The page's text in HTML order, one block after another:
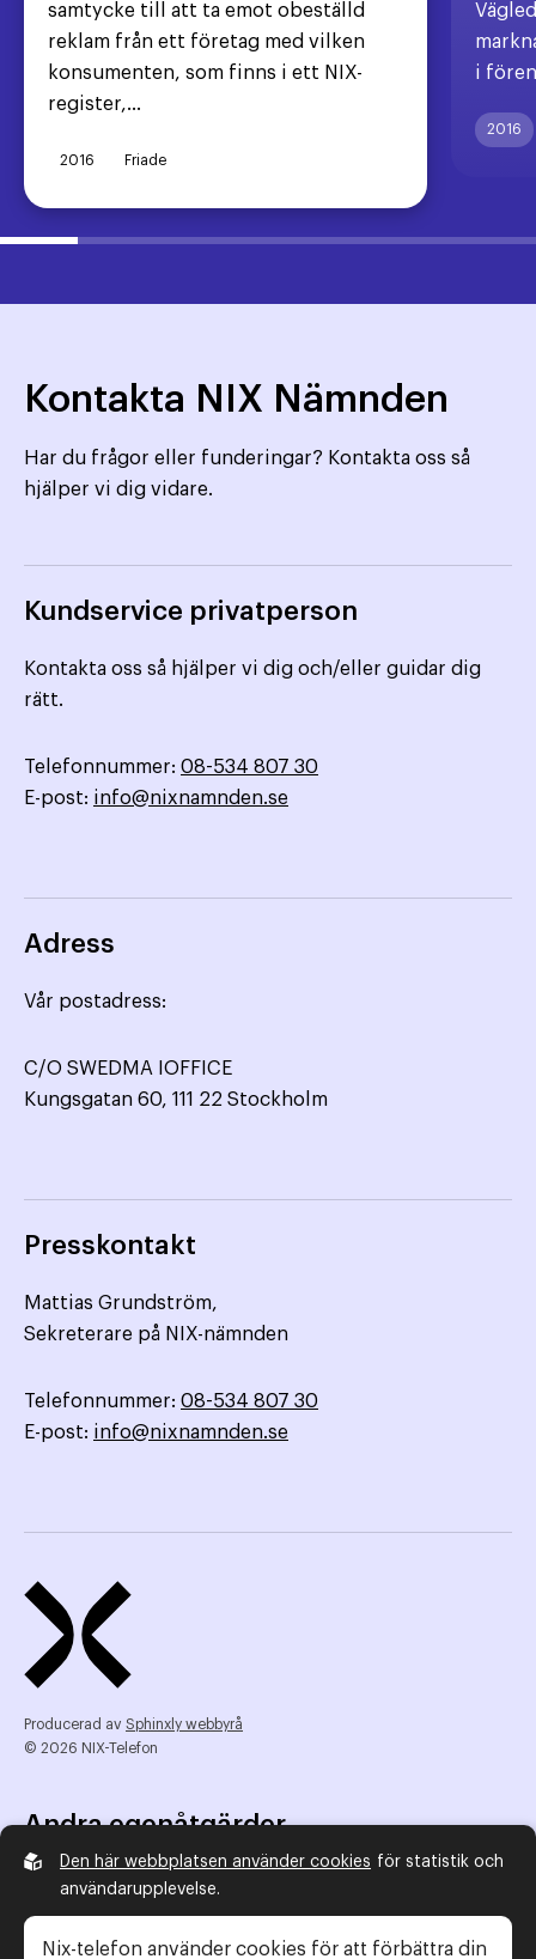
samtycke till att ta emot obeställd
reklam från ett företag med vilken
konsumenten, som finns i ett NIX-
register,...
2016 Friade
i
2016
Kontakta NIX Nämnden
Har du frågor eller funderingar? Kontakta oss så
hjälper vi dig vidare.
Kundservice privatperson
Kontakta oss så hjälper vi dig och/eller guidar dig
rätt.
Telefonnummer: 08-534 807 30
E-post: info@nixnamnden.se
Adress
Vår postadress:
C/O SWEDMA IOFFICE
Kungsgatan 60, 111 22 Stockholm
Presskontakt
Mattias Grundström,
Sekreterare på NIX-nämnden
Telefonnummer: 08-534 807 30
E-post: info@nixnamnden.se
Producerad av Sphinxly webbyrå
© 2026 NIX-Telefon
Andra egenåtgärder
NIX Telefon
NIX addresserat
Reklamombudsmannen
Den här webbplatsen använder cookies för statistik och
användarupplevelse.
Nix-telefon använder cookies för att förbättra din